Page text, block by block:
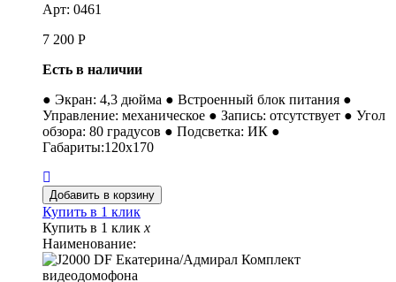
Арт: 0461
7 200 Р
Есть в наличии
● Экран: 4,3 дюйма ● Встроенный блок питания ●
Управление: механическое ● Запись: отсутствует ● Угол
обзора: 80 градусов ● Подсветка: ИК ●
Габариты:120x170
Купить в 1 клик
Купить в 1 клик x
Наименование: